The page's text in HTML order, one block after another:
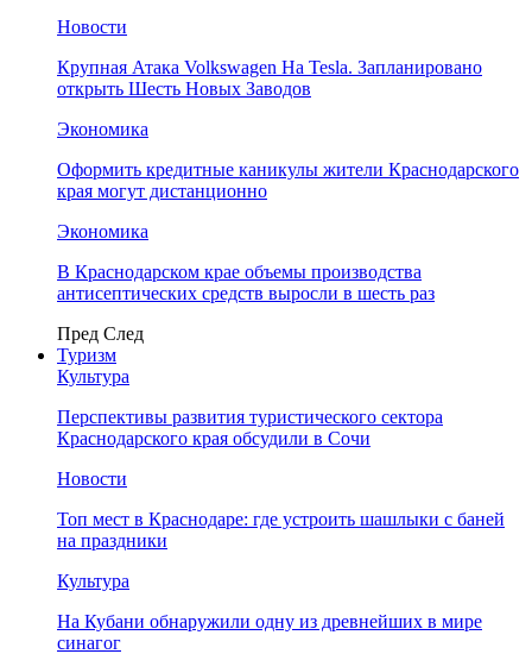
Новости
Крупная Атака Volkswagen На Tesla. Запланировано
открыть Шесть Новых Заводов
Экономика
Оформить кредитные каникулы жители Краснодарского
края могут дистанционно
Экономика
В Краснодарском крае объемы производства
антисептических средств выросли в шесть раз
Пред След
Туризм
Культура
Перспективы развития туристического сектора
Краснодарского края обсудили в Сочи
Новости
Топ мест в Краснодаре: где устроить шашлыки с баней
на праздники
Культура
На Кубани обнаружили одну из древнейших в мире
синагог